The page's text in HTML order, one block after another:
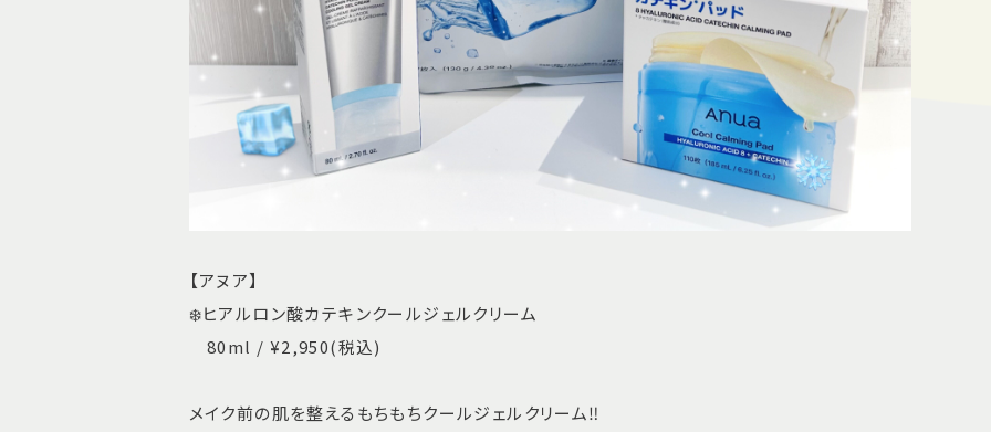
【アヌア】
❄️ヒアルロン酸カテキンクールジェルクリーム
80ml / ¥2,950(税込)
メイク前の肌を整えるもちもちクールジェルクリーム‼️